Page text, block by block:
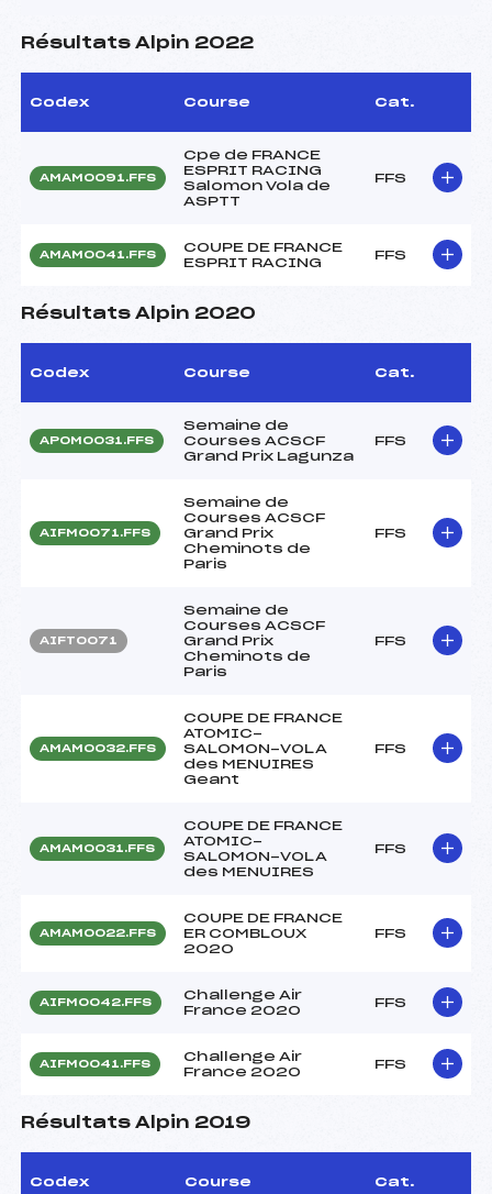
Résultats Alpin 2022
Codex Course Cat.
AMAM0091.FFS
Cpe de FRANCE
ESPRIT RACING
Salomon Vola de
ASPTT
FFS
AMAM0041.FFS
COUPE DE FRANCE
ESPRIT RACING
FFS
Résultats Alpin 2020
Codex Course Cat.
APOM0031.FFS
Semaine de
Courses ACSCF
Grand Prix Lagunza
FFS
AIFM0071.FFS
Semaine de
Courses ACSCF
Grand Prix
Cheminots de
Paris
FFS
AIFT0071
Semaine de
Courses ACSCF
Grand Prix
Cheminots de
Paris
FFS
AMAM0032.FFS
COUPE DE FRANCE
ATOMIC-
SALOMON-VOLA
des MENUIRES
Geant
FFS
AMAM0031.FFS
COUPE DE FRANCE
ATOMIC-
SALOMON-VOLA
des MENUIRES
FFS
AMAM0022.FFS
COUPE DE FRANCE
ER COMBLOUX
2020
FFS
AIFM0042.FFS
Challenge Air
France 2020
FFS
AIFM0041.FFS
Challenge Air
France 2020
FFS
Résultats Alpin 2019
Codex Course Cat.